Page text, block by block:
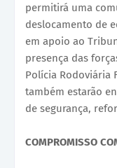
permitirá uma
deslocamento de
em apoio ao
presença das
Polícia Rodoviária
também estarão
de segurança,
COMPROMISSO